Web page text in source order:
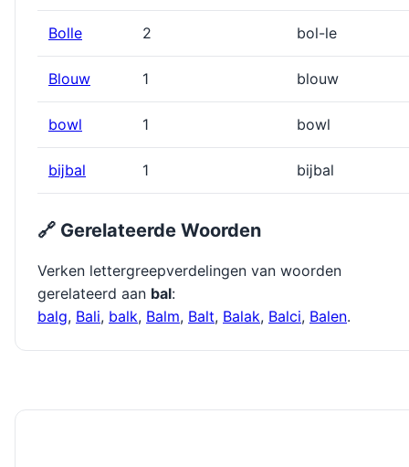
Bolle 2 bol-le
Blouw 1 blouw
bowl 1 bowl
bĳbal 1 bĳbal
🔗 Gerelateerde Woorden
Verken lettergreepverdelingen van woorden
gerelateerd aan bal:
balg, Bali, balk, Balm, Balt, Balak, Balci, Balen.